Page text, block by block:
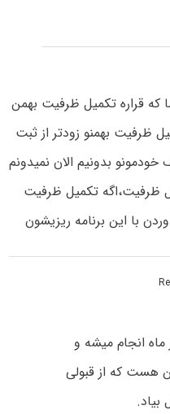
قراره تکمیل ظرفیت بهمن
بهمنو زودتر از ثبت
تکلیف خودمونو بدونیم الان نمیدونم
یا تکمیل ظرفیت،اگه تکمیل ظرفیت
با این برنامه ریزیشون
ماه انجام میشه و
هست که از قبولی